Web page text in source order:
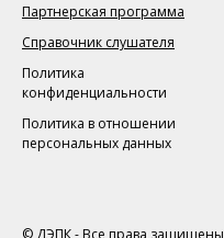
Партнерская программа
Справочник слушателя
Политика
конфиденциальности
Политика в отношении
персональных данных